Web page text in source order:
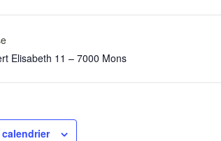
Elisabeth 11 – 7000 Mons